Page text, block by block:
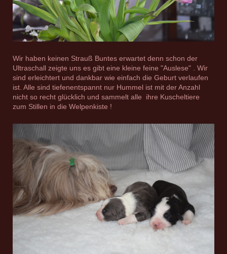
Wir haben keinen Strauß Buntes erwartet denn schon der
Ultraschall zeigte uns es gibt eine kleine feine "Auslese" . Wir
sind erleichtert und dankbar wie einfach die Geburt verlaufen
ist. Alle sind tiefenentspannt nur Hummel ist mit der Anzahl
nicht so recht glücklich und sammelt alle ihre Kuscheltiere
zum Stillen in die Welpenkiste !